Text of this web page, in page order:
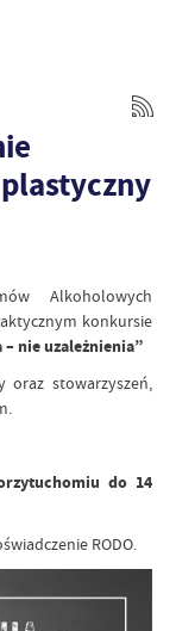
Alkoholowych
konkursie
nie uzależnienia”
oraz stowarzyszeń,
do 14
RODO.